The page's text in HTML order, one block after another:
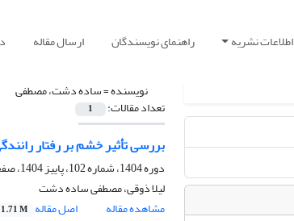
اطلاعات نشریه راهنمای نویسندگان ارسال مقاله
نویسنده =ساده دشت، مصطفی
تعداد مقالات: 1
بررسی تأثیر خشم بر رفتار رانندگی با
دوره 1404، شماره 102، پاییز 1404، صفحه
لیلا ذوقی، مصطفی ساده دشت
مشاهده مقاله
اصل مقاله 1.71 M